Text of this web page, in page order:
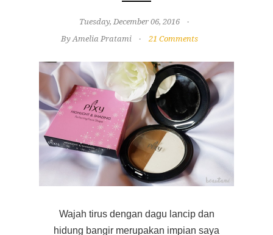
Tuesday, December 06, 2016
By Amelia Pratami
21 Comments
Wajah tirus dengan dagu lancip dan
hidung bangir merupakan impian saya